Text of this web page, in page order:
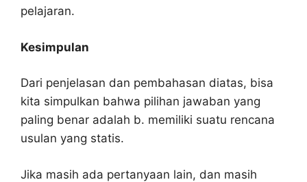
pelajaran.
Kesimpulan
Dari penjelasan dan pembahasan diatas, bisa
kita simpulkan bahwa pilihan jawaban yang
paling benar adalah b. memiliki suatu rencana
usulan yang statis.
Jika masih ada pertanyaan lain, dan masih